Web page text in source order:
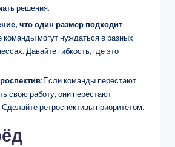
решения.
что один размер подходит
команды могут нуждаться в разных
Давайте гибкость, где это
Если команды перестают
свою работу, они перестают
Сделайте ретроспективы приоритетом.